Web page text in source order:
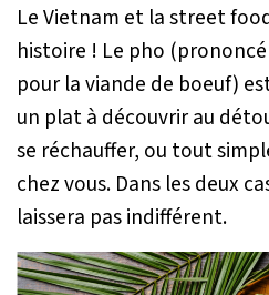
Le Vietnam et la street
histoire ! Le pho
pour la viande de boeuf)
un plat à découvrir au
se réchauffer, ou tout
chez vous. Dans les deux
laissera pas indifférent.